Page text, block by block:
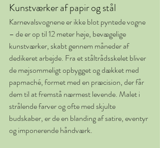
Kunstværker af papir og stål
Karnevalsvognene er ikke blot pyntede vogne
– de er op til 12 meter høje, bevægelige
kunstværker, skabt gennem måneder af
dedikeret arbejde. Fra et ståltrådsskelet bliver
de møjsommeligt opbygget og dækket med
papmaché, formet med en præcision, der får
dem til at fremstå nærmest levende. Malet i
strålende farver og ofte med skjulte
budskaber, er de en blanding af satire, eventyr
og imponerende håndværk.